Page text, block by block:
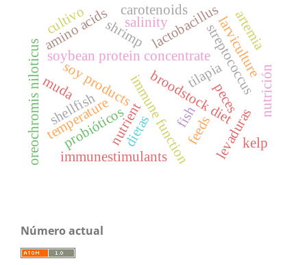
soy products
soybean protein concentrate
shrimp
amino acids
fish
nutrientimmune function
broodstock diet
probióticos
tilapia
oreochromis niloticus streptococcus
lactobacilluslarviculture
temperature
salinity
levaduras
peces
immunestimulants
shellfish
feeds
artemia
nutrición
dietas
cultivo
muda
carotenoids
kelp
Número actual